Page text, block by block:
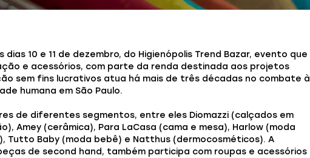
dias 10 e 11 de dezembro, do Higienópolis Trend Bazar, evento que
e acessórios, com parte da renda destinada aos projetos
sem fins lucrativos atua há mais de três décadas no combate à
humana em São Paulo.
de diferentes segmentos, entre eles Diomazzi (calçados em
Amey (cerâmica), Para LaCasa (cama e mesa), Harlow (moda
Tutto Baby (moda bebê) e Natthus (dermocosméticos). A
de second hand, também participa com roupas e acessórios